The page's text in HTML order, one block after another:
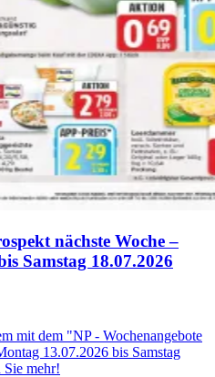
nächste Woche –
Samstag 18.07.2026
mit dem "NP - Wochenangebote
13.07.2026 bis Samstag
mehr!